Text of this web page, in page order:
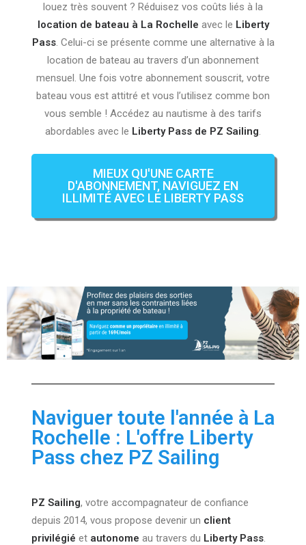
louez très souvent ? Réduisez vos coûts liés à la
location de bateau à La Rochelle avec le Liberty
Pass. Celui-ci se présente comme une alternative à la
location de bateau au travers d’un abonnement
mensuel. Une fois votre abonnement souscrit, votre
bateau vous est attitré et vous l’utilisez comme bon
vous semble ! Accédez au nautisme à des tarifs
abordables avec le Liberty Pass de PZ Sailing.
MIEUX QU'UNE CARTE
D'ABONNEMENT, NAVIGUEZ EN
ILLIMITÉ AVEC LE LIBERTY PASS
Naviguer toute l'année à La
Rochelle : L'offre Liberty
Pass chez PZ Sailing
PZ Sailing, votre accompagnateur de confiance
depuis 2014, vous propose devenir un client
privilégié et autonome au travers du Liberty Pass.